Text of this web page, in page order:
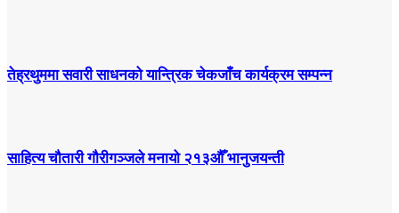
तेह्रथुममा सवारी साधनको यान्त्रिक चेकजाँच कार्यक्रम सम्पन्न
साहित्य चौतारी गौरीगञ्जले मनायो २१३औँ भानुजयन्ती